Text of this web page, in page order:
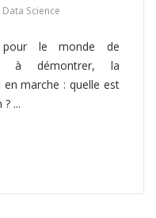
Data Science
pour le monde de
à démontrer, la
marche : quelle est
...